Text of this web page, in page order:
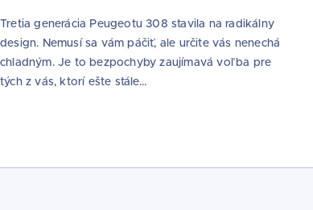
Tretia generácia Peugeotu 308 stavila na radikálny
design. Nemusí sa vám páčiť, ale určite vás nenechá
chladným. Je to bezpochyby zaujímavá voľba pre
tých z vás, ktorí ešte stále…